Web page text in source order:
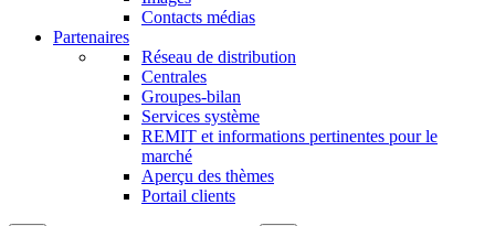
Contacts médias
Partenaires
Réseau de distribution
Centrales
Groupes-bilan
Services système
REMIT et informations pertinentes pour le
marché
Aperçu des thèmes
Portail clients